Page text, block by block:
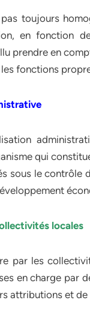
pas toujours
en fonction
prendre en
fonctions
qui
sous le contrôle
locales
par les
en charge par
attributions et de